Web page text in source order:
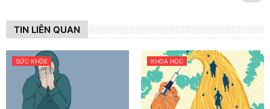
TIN LIÊN QUAN
SỨC KHỎE KHOA HỌC